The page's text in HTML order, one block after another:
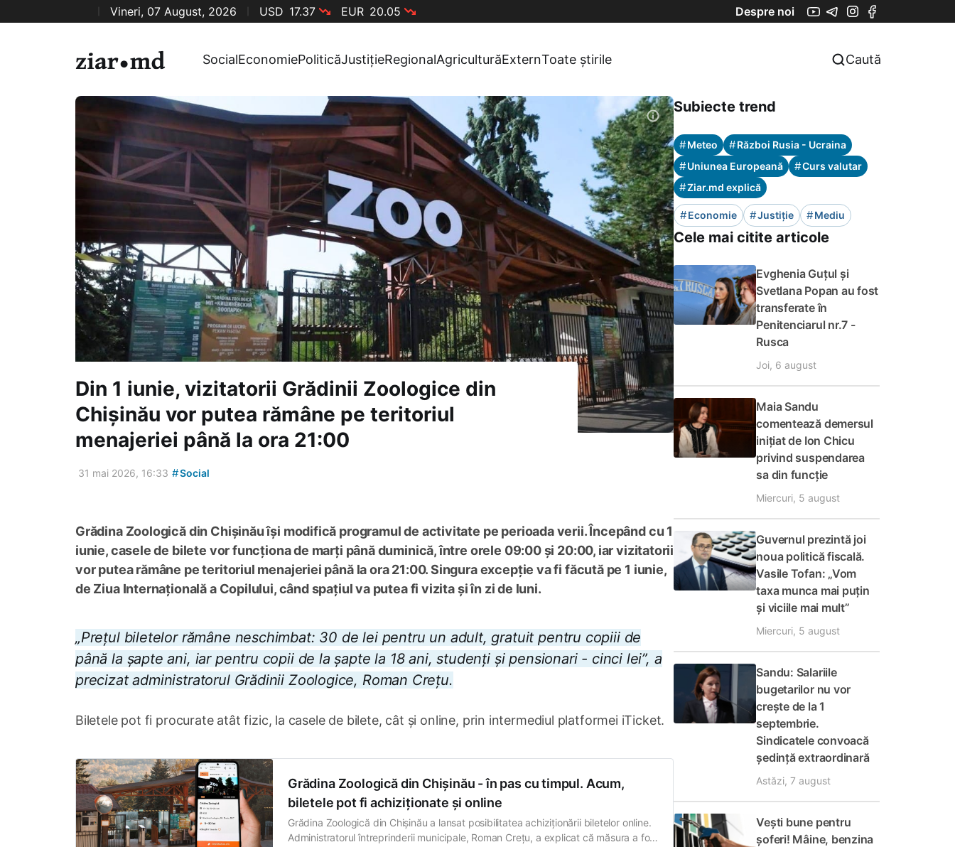
Vineri, 07 August, 2026 USD 17.37 EUR 20.05 Despre noi
SocialEconomiePoliticăJustițieRegionalAgriculturăExternToate știrile Caută
Din 1 iunie, vizitatorii Grădinii Zoologice din
Chișinău vor putea rămâne pe teritoriul
menajeriei până la ora 21:00
31 mai 2026, 16:33 #Social
Grădina Zoologică din Chișinău își modifică programul de activitate pe perioada verii. Începând cu 1
iunie, casele de bilete vor funcționa de marți până duminică, între orele 09:00 și 20:00, iar vizitatorii
vor putea rămâne pe teritoriul menajeriei până la ora 21:00. Singura excepție va fi făcută pe 1 iunie,
de Ziua Internațională a Copilului, când spațiul va putea fi vizita și în zi de luni.
„Prețul biletelor rămâne neschimbat: 30 de lei pentru un adult, gratuit pentru copiii de
până la șapte ani, iar pentru copii de la șapte la 18 ani, studenți și pensionari - cinci lei”, a
precizat administratorul Grădinii Zoologice, Roman Crețu.
Biletele pot fi procurate atât fizic, la casele de bilete, cât și online, prin intermediul platformei iTicket⁠.
Grădina Zoologică din Chișinău - în pas cu timpul. Acum,
biletele pot fi achiziționate și online
Grădina Zoologică din Chișinău a lansat posibilitatea achiziționării biletelor online.
Administratorul întreprinderii municipale, Roman Crețu, a explicat că măsura a fost
Subiecte trend
#Meteo #Război Rusia - Ucraina
#Uniunea Europeană #Curs valutar
#Ziar.md explică
#Economie #Justiție #Mediu
Cele mai citite articole
Evghenia Guțul și
Svetlana Popan au fost
transferate în
Penitenciarul nr.7 -
Rusca
Joi, 6 august
Maia Sandu
comentează demersul
inițiat de Ion Chicu
privind suspendarea
sa din funcție
Miercuri, 5 august
Guvernul prezintă joi
noua politică fiscală.
Vasile Tofan: „Vom
taxa munca mai puțin
și viciile mai mult”
Miercuri, 5 august
Sandu: Salariile
bugetarilor nu vor
crește de la 1
septembrie.
Sindicatele convoacă
ședință extraordinară
Astăzi, 7 august
Vești bune pentru
șoferi! Mâine, benzina